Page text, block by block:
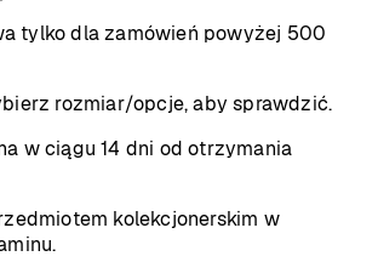
tylko dla zamówień powyżej 500
rozmiar/opcje, aby sprawdzić.
w ciągu 14 dni od otrzymania
kolekcjonerskim w